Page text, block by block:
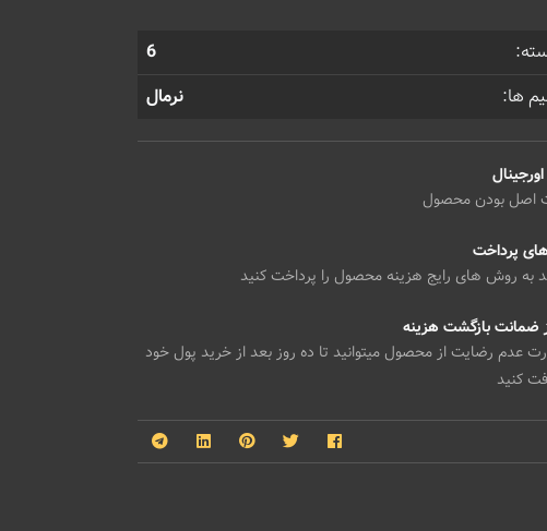
6
ها:
نرمال
اصل بودن محصول
پرداخت
به روش های رایج هزینه محصول را پرداخت کنید
عدم رضایت از محصول میتوانید تا ده روز بعد از خرید پول خود
کنید